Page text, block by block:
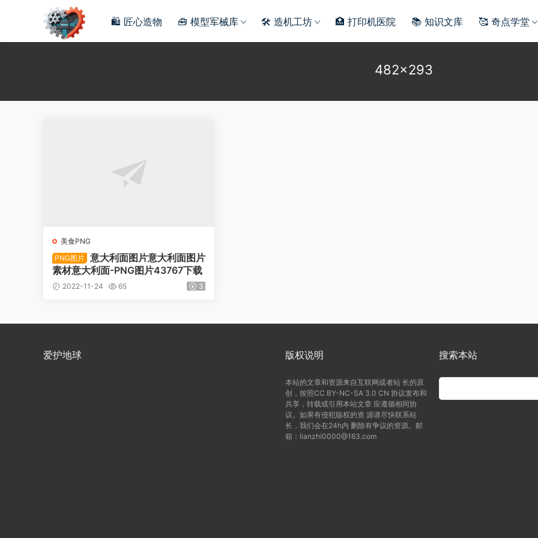
🛍️ 匠心造物 🧰 模型军械库 🛠️ 造机工坊 🏥 打印机医院 📚 知识文库 🥰 奇点学堂
482×293
美食PNG
PNG图片 意大利面图片意大利面图片
素材意大利面-PNG图片43767下载
2022-11-24 65 3
爱护地球 版权说明
本站的文章和资源来自互联网或者站 长的原
创，按照CC BY-NC-SA 3.0 CN 协议发布和
共享，转载或引用本站文章 应遵循相同协
议。如果有侵犯版权的资 源请尽快联系站
长，我们会在24h内 删除有争议的资源。邮
箱：lianzhi0000@163.com
搜索本站